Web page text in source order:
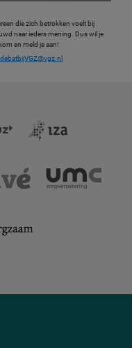
die zich betrokken voelt bij
naar ieders mening. Dus wil je
en meld je aan!